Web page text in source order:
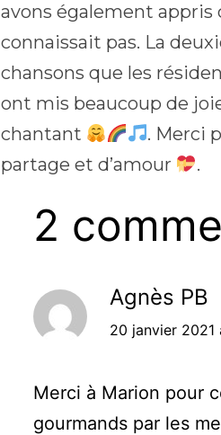
avons également
connaissait pas. La
chansons que les
ont mis beaucoup de
chantant
. Merci
partage et d’amour
.
2
Agnès PB
20 janvier 2021
Merci à Marion pour
gourmands par les